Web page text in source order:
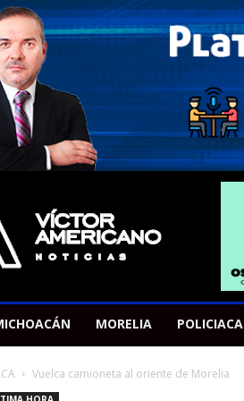
MORELIA POLICIACA
Vuelca camioneta al oriente de Morelia